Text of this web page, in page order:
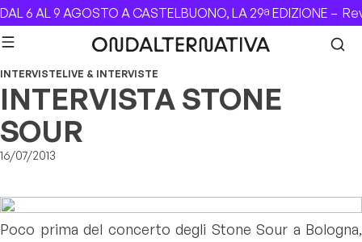
Skip to content
6 AL 9 AGOSTO A CASTELBUONO, LA 29ª EDIZIONE –
INTERVISTELIVE & INTERVISTE
INTERVISTA STONE
SOUR
16/07/2013
Poco prima del concerto degli Stone Sour a Bologna,